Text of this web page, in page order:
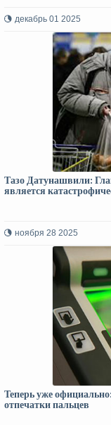
декабрь 01 2025
Тазо Датунашвили:
является
ноября 28 2025
Теперь уже
отпечатки пальцев